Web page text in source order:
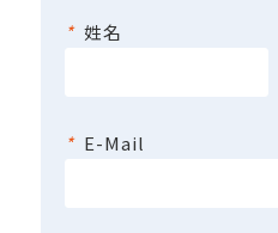
* 姓名
* E-Mail